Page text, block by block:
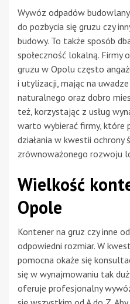
Wywóz odpadów
do pozbycia się gruzu czy
budowy. To także sposób
społeczność lokalną. Firmy
gruzu w Opolu często
i utylizacji, mając na
naturalnego oraz dobro
też, korzystając z usług
warto wybierać firmy, które
działania w kwestii ochrony
zrównoważonego rozwoju
Wielkość
Opole
Kontener na gruz czy inne
odpowiedni rozmiar. W
pomocna okaże się
się w wynajmowaniu tak
oferuje profesjonalny